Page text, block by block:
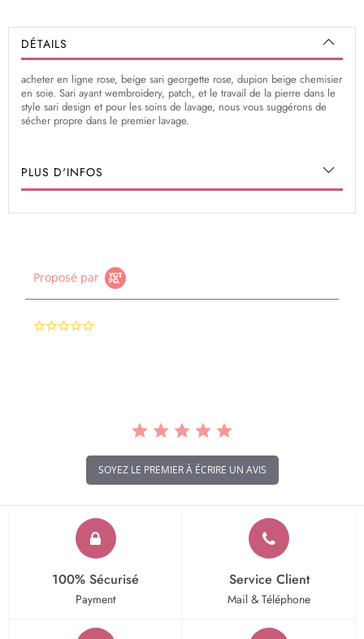
DÉTAILS
acheter en ligne rose, beige sari georgette rose, dupion beige chemisier
en soie. Sari ayant wembroidery, patch, et le travail de la pierre dans le
style sari design et pour les soins de lavage, nous vous suggérons de
sécher propre dans le premier lavage.
PLUS D'INFOS
Proposé par
SOYEZ LE PREMIER À ÉCRIRE UN AVIS
100% Sécurisé
Payment
Service Client
Mail & Téléphone